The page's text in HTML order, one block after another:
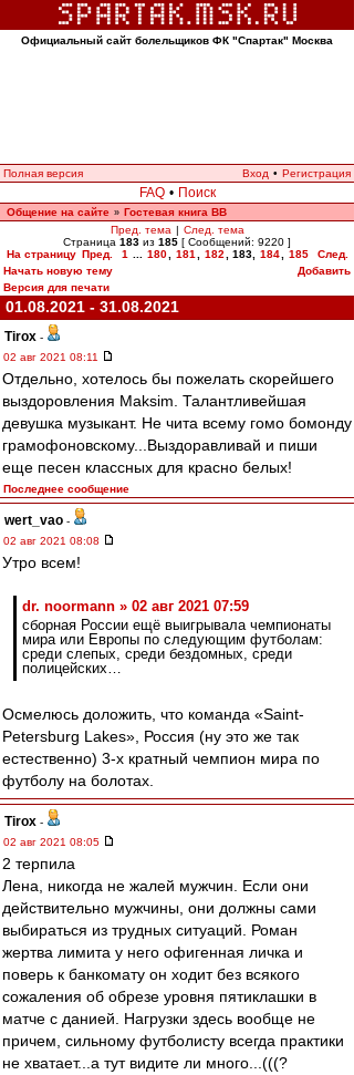
Официальный сайт болельщиков ФК "Спартак" Москва
Полная версия Вход • Регистрация
FAQ • Поиск
Общение на сайте » Гостевая книга ВВ
Пред. тема | След. тема
Страница 183 из 185 [ Сообщений: 9220 ]
На страницу Пред. 1 180 181 182 183, 184 185
След.
Начать новую тему
Добавить
Версия для печати
01.08.2021 - 31.08.2021
Tirox -
02 авг 2021 08:11
Отдельно, хотелось бы пожелать скорейшего
выздоровления Maksim. Талантливейшая
девушка музыкант. Не чита всему гомо бомонду
грамофоновскому...Выздоравливай и пиши
еще песен классных для красно белых!
Последнее сообщение
wert_vao -
02 авг 2021 08:08
Утро всем!
dr. noormann » 02 авг 2021 07:59
сборная России ещё выигрывала чемпионаты
мира или Европы по следующим футболам:
среди слепых, среди бездомных, среди
полицейских…
Осмелюсь доложить, что команда «Saint-
Petersburg Lakes», Россия (ну это же так
естественно) 3-х кратный чемпион мира по
футболу на болотах.
Tirox -
02 авг 2021 08:05
2 терпила
Лена, никогда не жалей мужчин. Если они
действительно мужчины, они должны сами
выбираться из трудных ситуаций. Роман
жертва лимита у него офигенная личка и
поверь к банкомату он ходит без всякого
сожаления об обрезе уровня пятиклашки в
матче с данией. Нагрузки здесь вообще не
причем, сильному футболисту всегда практики
не хватает...а тут видите ли много...(((?